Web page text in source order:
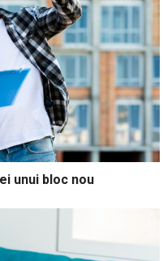
unui bloc nou